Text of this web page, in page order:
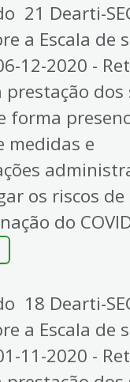
21 Dearti-
a Escala de
12-2020 -
dos
forma
medidas e
os riscos
do
18 Dearti-
a Escala de
11-2020 -